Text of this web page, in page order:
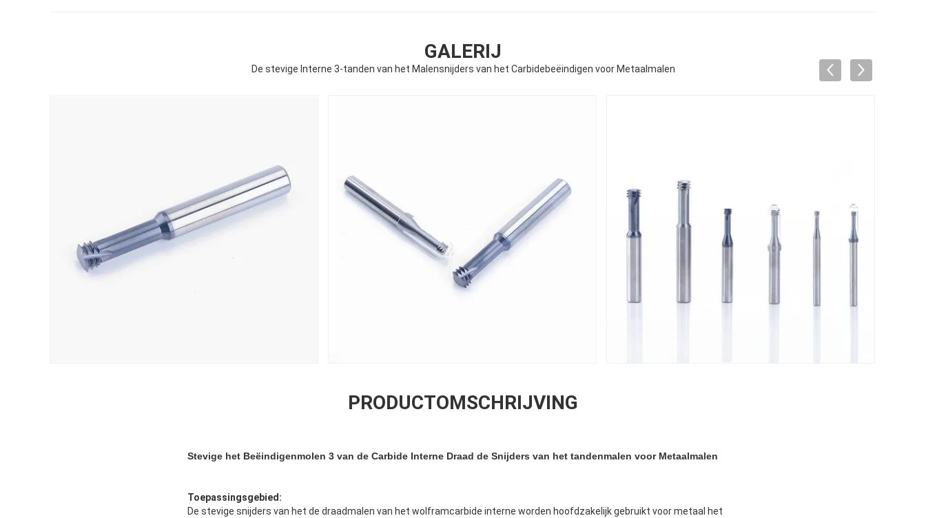
GALERIJ
De stevige Interne 3-tanden van het Malensnijders van het Carbidebeëindigen voor Metaalmalen
PRODUCTOMSCHRIJVING
Stevige het Beëindigenmolen 3 van de Carbide Interne Draad de Snijders van het tandenmalen voor Metaalmalen
Toepassingsgebied:
De stevige snijders van het de draadmalen van het wolframcarbide interne worden hoofdzakelijk gebruikt voor metaal het